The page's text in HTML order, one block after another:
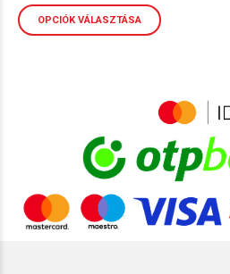
OPCIÓK VÁLASZTÁSA